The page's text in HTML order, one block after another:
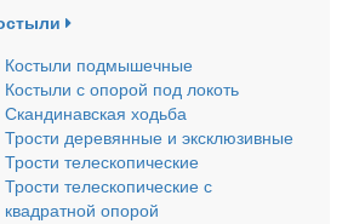
Костыли подмышечные
Костыли с опорой под локоть
Скандинавская ходьба
Трости деревянные и эксклюзивные
Трости телескопические
Трости телескопические с
квадратной опорой